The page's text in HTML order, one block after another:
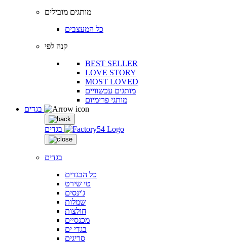
מותגים מובילים
כל המעצבים
קנה לפי
BEST SELLER
LOVE STORY
MOST LOVED
מותגים עכשוויים
מותגי פרימיום
בגדים
בגדים
כל הבגדים
טי שירט
ג'ינסים
שמלות
חולצות
מכנסיים
בגדי ים
סריגים